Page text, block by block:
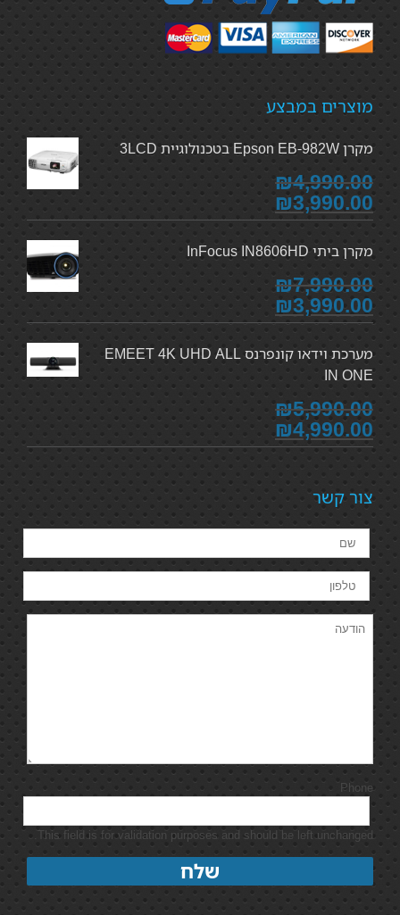
מוצרים במבצע
מקרן Epson EB-982W בטכנולוגיית 3LCD
₪4,990.00
₪3,990.00
מקרן ביתי InFocus IN8606HD
₪7,990.00
₪3,990.00
מערכת וידאו קונפרנס EMEET 4K UHD ALL
IN ONE
₪5,990.00
₪4,990.00
צור קשר
Phone
This field is for validation purposes and should be left unchanged.